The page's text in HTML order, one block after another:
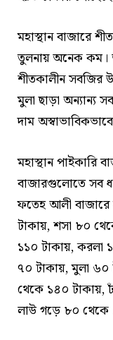
মহাস্থান বাজারে
তুলনায় অনেক কম।
শীতকালীন সবজির
মুলা ছাড়া অন্যান্য
দাম
মহাস্থান পাইকারি
বাজারগুলোতে সব
ফতেহ আলী বাজারে
টাকায়, শসা ৮০
১১০ টাকায়, করলা
৭০ টাকায়, মুলা
থেকে ১৪০ টাকায়,
লাউ গড়ে ৮০ থেকে